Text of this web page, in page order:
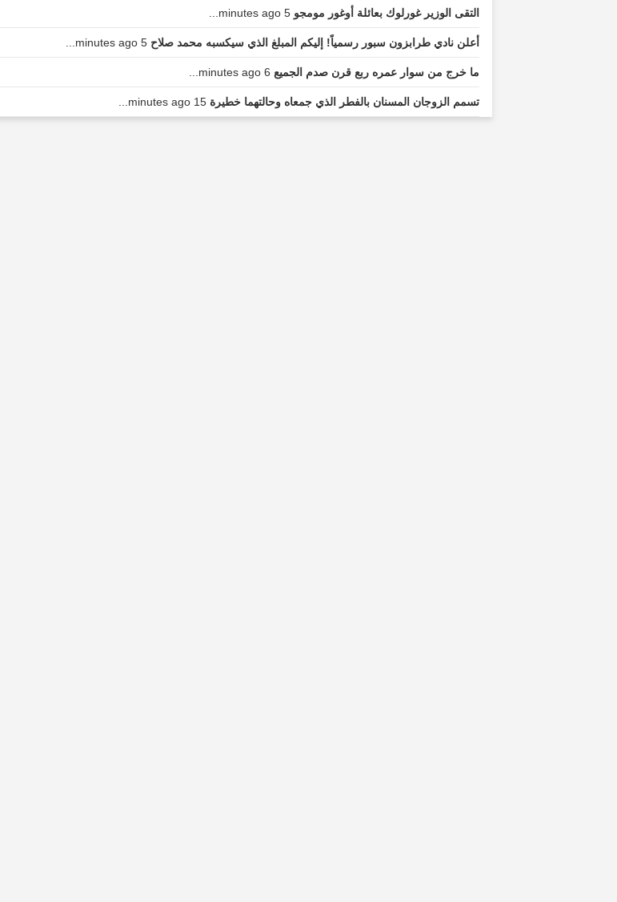
التقى الوزير غورلوك بعائلة أوغور مومجو 5 minutes ago...
أعلن نادي طرابزون سبور رسمياً! إليكم المبلغ الذي سيكسبه محمد صلاح 5 minutes ago...
ما خرج من سوار عمره ربع قرن صدم الجميع 6 minutes ago...
تسمم الزوجان المسنان بالفطر الذي جمعاه وحالتهما خطيرة 15 minutes ago...